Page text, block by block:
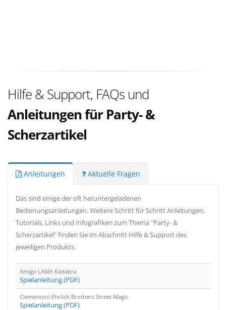
Hilfe & Support, FAQs und
Anleitungen für Party- &
Scherzartikel
Anleitungen Aktuelle Fragen
Das sind einige der oft heruntergeladenen
Bedienungsanleitungen. Weitere Schritt für Schritt Anleitungen,
Tutorials, Links und Infografiken zum Thema "Party- &
Scherzartikel" finden Sie im Abschnitt Hilfe & Support des
jeweiligen Produkts.
Amigo LAMA Kadabra
Spielanleitung (PDF)
Clementoni Ehrlich Brothers Street Magic
Spielanleitung (PDF)